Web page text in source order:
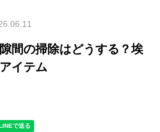
間の掃除はどうする？埃
イテム